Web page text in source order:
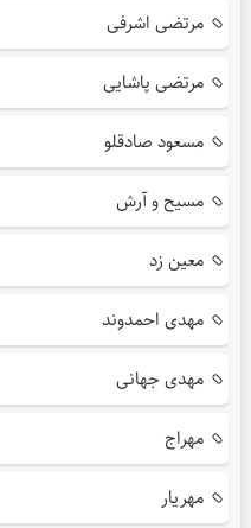
مرتضی اشرفی
مرتضی پاشایی
مسعود صادقلو
مسیح و آرش
معین زد
مهدی احمدوند
مهدی جهانی
مهراج
مهریار